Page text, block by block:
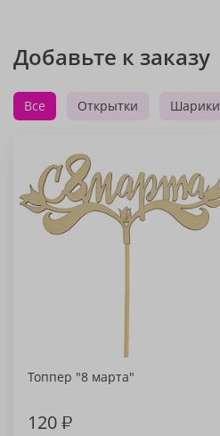
Добавьте к заказу
Все Открытки Шарики
Топпер "8 марта"
120₽